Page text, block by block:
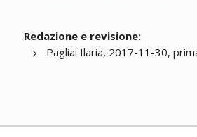
Redazione e revisione:
Pagliai Ilaria, 2017-11-30,